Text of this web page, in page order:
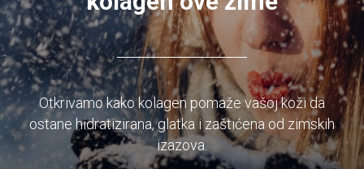
Otkrivamo kako kolagen pomaže vašoj koži da
ostane hidratizirana, glatka i zaštićena od zimskih
izazova.